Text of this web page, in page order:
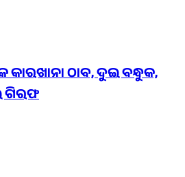
ଠାବ, ଦୁଇ ବନ୍ଧୁକ,
ଗିରଫ